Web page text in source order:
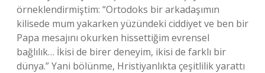
örneklendirmiştim: “Ortodoks bir arkadaşımın
kilisede mum yakarken yüzündeki ciddiyet ve ben bir
Papa mesajını okurken hissettiğim evrensel
bağlılık… İkisi de birer deneyim, ikisi de farklı bir
dünya.” Yani bölünme, Hristiyanlıkta çeşitlilik yarattı